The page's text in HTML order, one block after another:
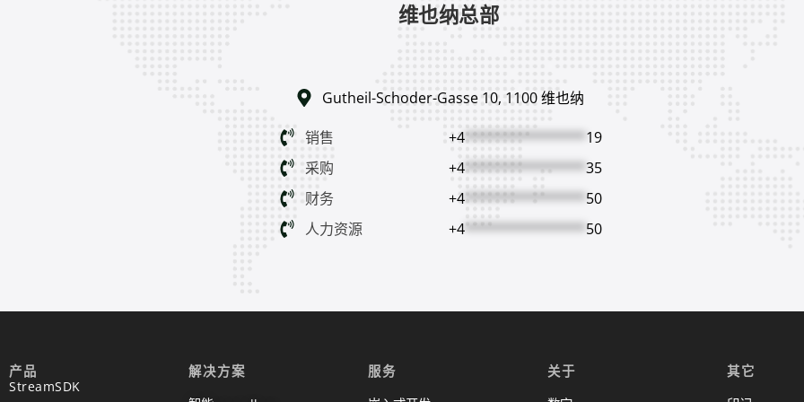
维也纳总部
Gutheil-Schoder-Gasse 10, 1100 维也纳
销售
采购
财务
人力资源
+4*************** 19
+4***************35
+4*************** 50
+4*************** 50
产品
StreamSDK
解决方案
服务
关于
其它